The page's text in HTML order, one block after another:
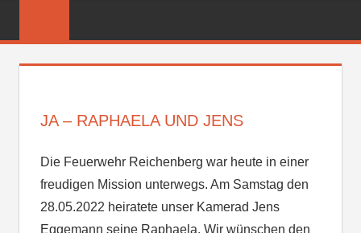
FEUERWEHR
JA – RAPHAELA UND JENS
Die Feuerwehr Reichenberg war heute in einer
freudigen Mission unterwegs. Am Samstag den
28.05.2022 heiratete unser Kamerad Jens
Eggemann seine Raphaela. Wir wünschen den